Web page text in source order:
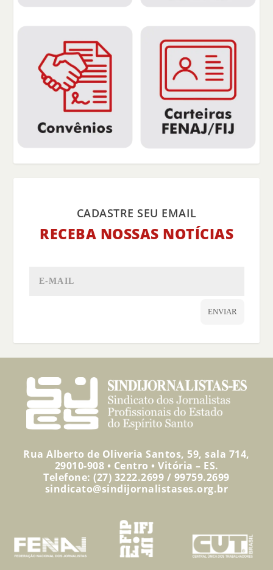
CADASTRE SEU EMAIL
RECEBA NOSSAS NOTÍCIAS
ENVIAR
Rua Alberto de Oliveria Santos, 59, sala 714,
29010-908 • Centro • Vitória – ES.
Telefone: (27) 3222.2699 / 99759.2699
sindicato@sindijornalistases.org.br